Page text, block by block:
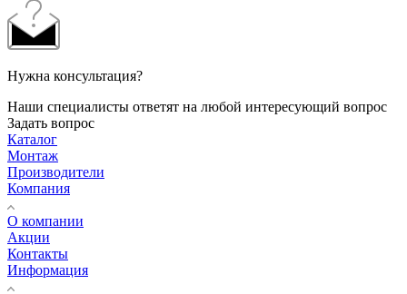
Нужна консультация?
Наши специалисты ответят на любой интересующий вопрос
Задать вопрос
Каталог
Монтаж
Производители
Компания
О компании
Акции
Контакты
Информация